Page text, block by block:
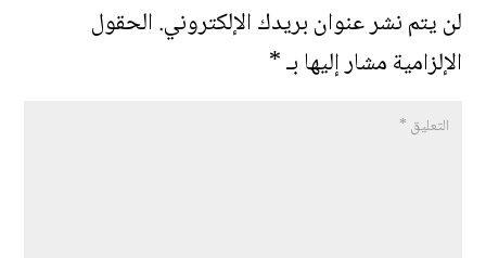
لن يتم نشر عنوان بريدك الإلكتروني.الحقول
الإلزامية مشار إليها بـ*